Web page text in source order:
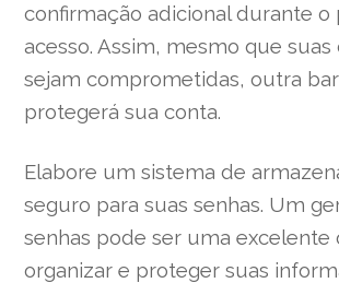
confirmação adicional durante o
acesso. Assim, mesmo que suas
sejam comprometidas, outra
protegerá sua conta.
Elabore um sistema de
seguro para suas senhas. Um
senhas pode ser uma excelente
organizar e proteger suas